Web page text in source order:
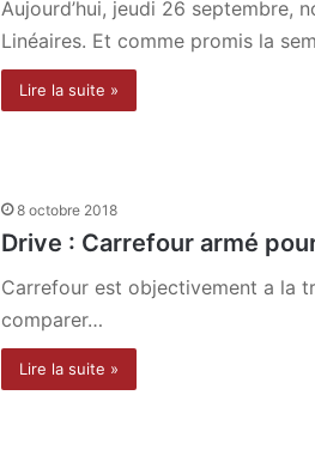
Aujourd’hui, jeudi 26 septembre,
Linéaires. Et comme promis la
Lire la suite »
8 octobre 2018
Drive : Carrefour armé
Carrefour est objectivement a la
comparer…
Lire la suite »